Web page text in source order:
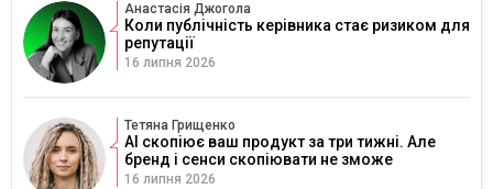
Анастасія Джогола
Коли публічність керівника стає ризиком для
репутації
16 липня 2026
Тетяна Грищенко
AI скопіює ваш продукт за три тижні. Але
бренд і сенси скопіювати не зможе
16 липня 2026